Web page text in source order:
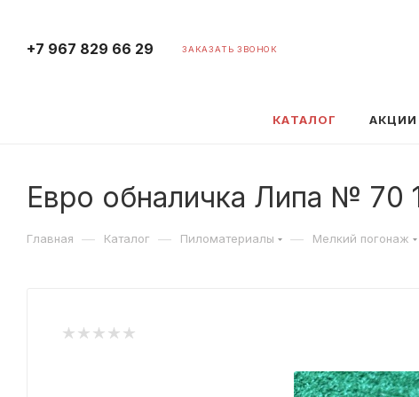
+7 967 829 66 29 ЗАКАЗАТЬ ЗВОНОК
КАТАЛОГ АКЦИИ
Евро обналичка Липа № 70
Главная — Каталог — Пиломатериалы — Мелкий погонаж